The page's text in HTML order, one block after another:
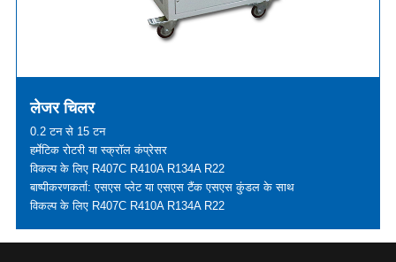
लेजर चिलर
0.2 टन से 15 टन
हर्मेटिक रोटरी या स्क्रॉल कंप्रेसर
विकल्प के लिए R407C R410A R134A R22
बाष्पीकरणकर्ता: एसएस प्लेट या एसएस टैंक एसएस कुंडल के साथ
विकल्प के लिए R407C R410A R134A R22